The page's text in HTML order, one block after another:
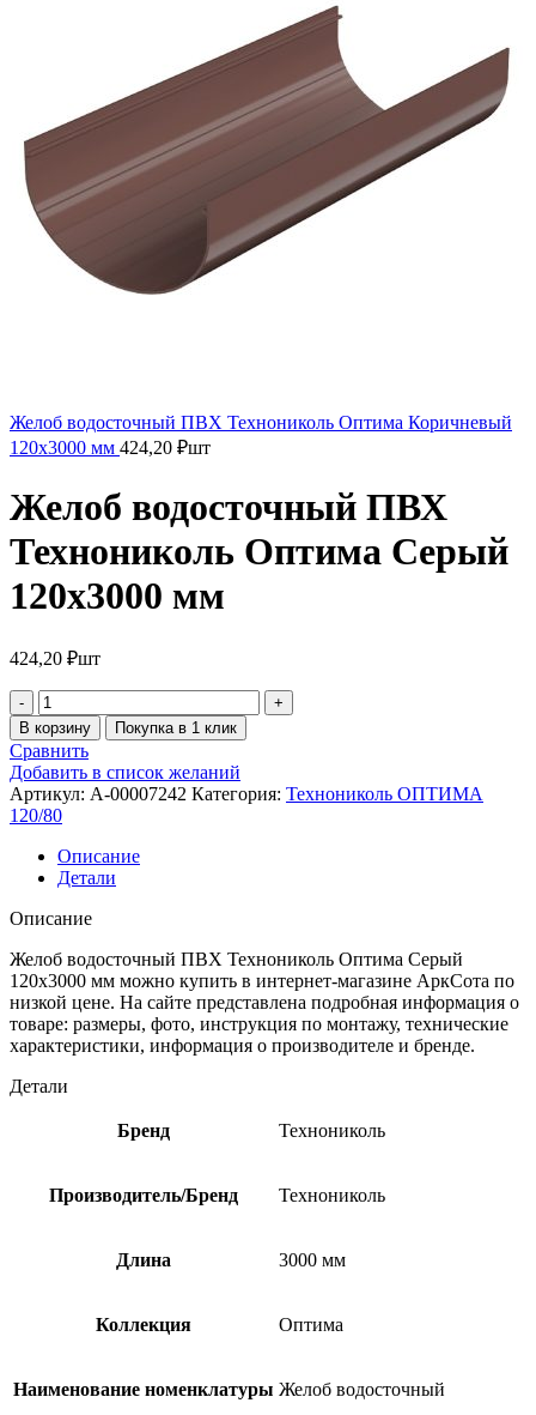
Желоб водосточный ПВХ Технониколь Оптима Коричневый
120х3000 мм 424,20 ₽шт
Желоб водосточный ПВХ
Технониколь Оптима Серый
120х3000 мм
424,20 ₽шт
В корзину Покупка в 1 клик
Сравнить
Добавить в список желаний
Артикул: A-00007242 Категория: Технониколь ОПТИМА
120/80
Описание
Детали
Описание
Желоб водосточный ПВХ Технониколь Оптима Серый
120х3000 мм можно купить в интернет-магазине АркСота по
низкой цене. На сайте представлена подробная информация о
товаре: размеры, фото, инструкция по монтажу, технические
характеристики, информация о производителе и бренде.
Детали
Бренд Технониколь
Производитель/Бренд Технониколь
Длина 3000 мм
Коллекция Оптима
Наименование номенклатуры Желоб водосточный